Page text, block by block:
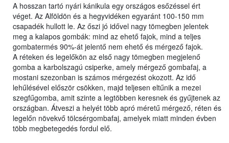
A hosszan tartó nyári kánikula egy országos esőzéssel ért
véget. Az Alföldön és a hegyvidéken egyaránt 100-150 mm
csapadék hullott le. Az őszi jó idővel nagy tömegben jelentek
meg a kalapos gombák: mind az ehető fajok, mind a teljes
gombatermés 90%-át jelentő nem ehető és mérgező fajok.
A réteken és legelőkön az első nagy tömegben megjelenő
gomba a karbolszagú csiperke, amely mérgező gombafaj, a
mostani szezonban is számos mérgezést okozott. Az idő
lehűlésével először csökken, majd teljesen eltűnik a mezei
szegfűgomba, amit szinte a legtöbben keresnek és gyűjtenek az
országban. Átveszi a helyét több apró méretű mérgező, réten és
legelőn növekvő tölcsérgombafaj, amelyek miatt minden évben
több megbetegedés fordul elő.